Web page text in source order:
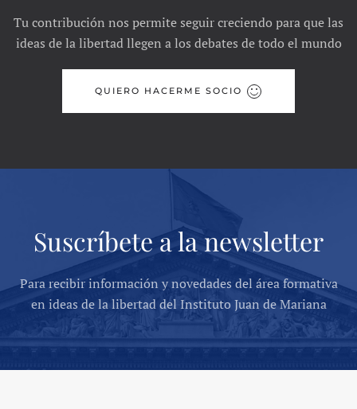
Tu contribución nos permite seguir creciendo para que las
ideas de la libertad llegen a los debates de todo el mundo
QUIERO HACERME SOCIO
Suscríbete a la newsletter
Para recibir información y novedades del área formativa
en ideas de la libertad del Instituto Juan de Mariana